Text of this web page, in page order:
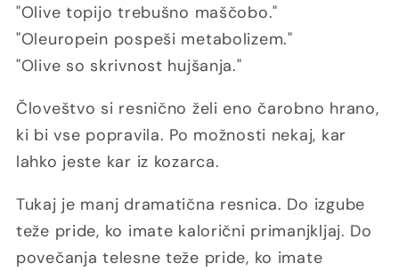
"Olive topijo trebušno maščobo."
"Oleuropein pospeši metabolizem."
"Olive so skrivnost hujšanja."
Človeštvo si resnično želi eno čarobno hrano,
ki bi vse popravila. Po možnosti nekaj, kar
lahko jeste kar iz kozarca.
Tukaj je manj dramatična resnica. Do izgube
teže pride, ko imate kalorični primanjkljaj. Do
povečanja telesne teže pride, ko imate